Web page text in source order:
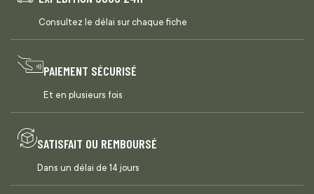
Consultez le délai sur chaque fiche
PAIEMENT SÉCURISÉ
Et en plusieurs fois
SATISFAIT OU REMBOURSÉ
Dans un délai de 14 jours